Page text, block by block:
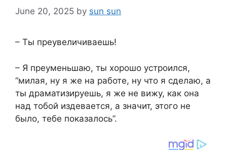
June 20, 2025 by sun sun
– Ты преувеличиваешь!
– Я преуменьшаю, ты хорошо устроился,
“милая, ну я же на работе, ну что я сделаю, а
ты драматизируешь, я же не вижу, как она
над тобой издевается, а значит, этого не
было, тебе показалось”.